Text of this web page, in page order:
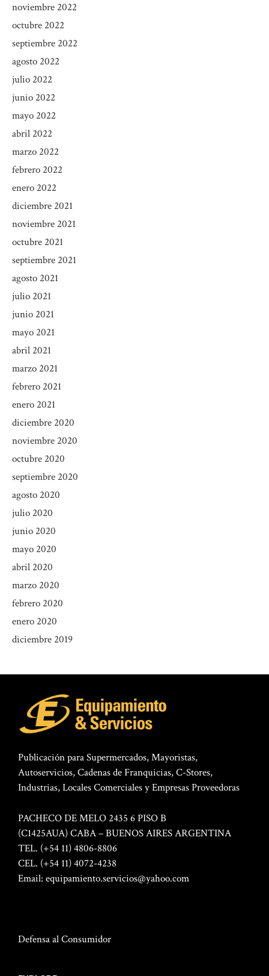
noviembre 2022
octubre 2022
septiembre 2022
agosto 2022
julio 2022
junio 2022
mayo 2022
abril 2022
marzo 2022
febrero 2022
enero 2022
diciembre 2021
noviembre 2021
octubre 2021
septiembre 2021
agosto 2021
julio 2021
junio 2021
mayo 2021
abril 2021
marzo 2021
febrero 2021
enero 2021
diciembre 2020
noviembre 2020
octubre 2020
septiembre 2020
agosto 2020
julio 2020
junio 2020
mayo 2020
abril 2020
marzo 2020
febrero 2020
enero 2020
diciembre 2019
Publicación para Supermercados, Mayoristas,
Autoservicios, Cadenas de Franquicias, C-Stores,
Industrias, Locales Comerciales y Empresas Proveedoras
PACHECO DE MELO 2435 6 PISO B
(C1425AUA) CABA – BUENOS AIRES ARGENTINA
TEL. (+54 11) 4806-8806
CEL. (+54 11) 4072-4238
Email: equipamiento.servicios@yahoo.com
Defensa al Consumidor